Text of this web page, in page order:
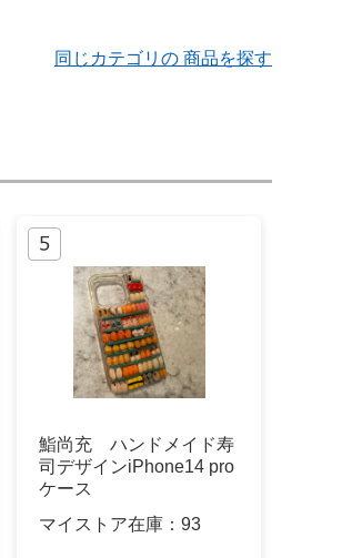
同じカテゴリの 商品を探す
鮨尚充 ハンドメイド寿
司デザインiPhone14 pro
ケース
マイストア在庫： 93